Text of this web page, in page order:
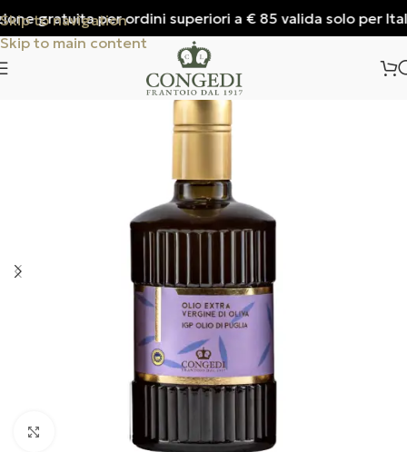
Skip to navigation
Skip to main content
gratuita per ordini superiori a € 85 valida solo per Italia
Click to enlarge